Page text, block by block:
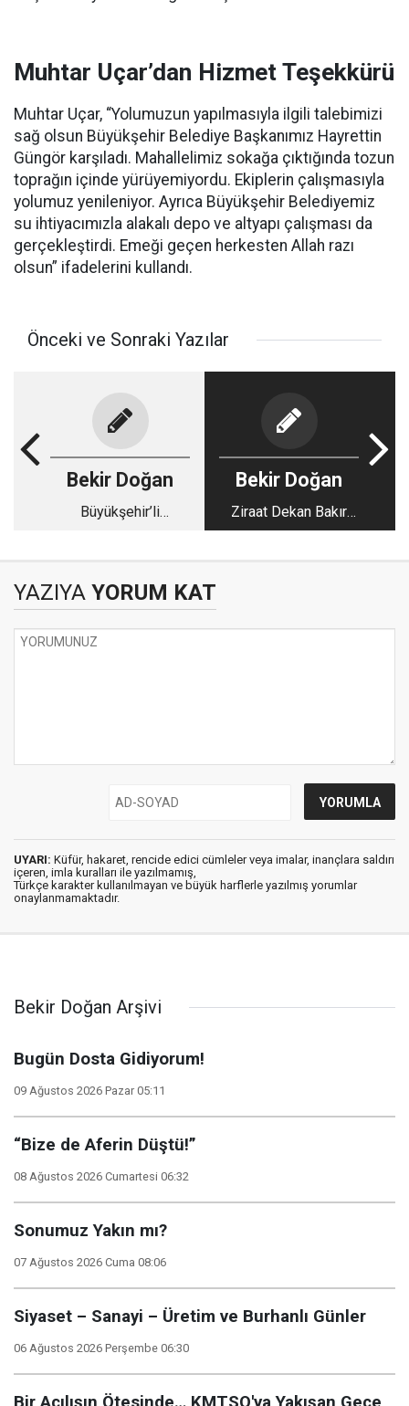
Muhtar Uçar’dan Hizmet Teşekkürü
Muhtar Uçar, “Yolumuzun yapılmasıyla ilgili talebimizi
sağ olsun Büyükşehir Belediye Başkanımız Hayrettin
Güngör karşıladı. Mahallelimiz sokağa çıktığında tozun
toprağın içinde yürüyemiyordu. Ekiplerin çalışmasıyla
yolumuz yenileniyor. Ayrıca Büyükşehir Belediyemiz
su ihtiyacımızla alakalı depo ve altyapı çalışması da
gerçekleştirdi. Emeği geçen herkesten Allah razı
olsun” ifadelerini kullandı.
Önceki ve Sonraki Yazılar
Bekir Doğan
Büyükşehir’li
Bekir Doğan
Ziraat Dekan Bakır
Atandı
YAZIYA YORUM KAT
UYARI: Küfür, hakaret, rencide edici cümleler veya imalar, inançlara saldırı
içeren, imla kuralları ile yazılmamış,
Türkçe karakter kullanılmayan ve büyük harflerle yazılmış yorumlar
onaylanmamaktadır.
Bekir Doğan Arşivi
Bugün Dosta Gidiyorum!
09 Ağustos 2026 Pazar 05:11
“Bize de Aferin Düştü!”
08 Ağustos 2026 Cumartesi 06:32
Sonumuz Yakın mı?
07 Ağustos 2026 Cuma 08:06
Siyaset – Sanayi – Üretim ve Burhanlı Günler
06 Ağustos 2026 Perşembe 06:30